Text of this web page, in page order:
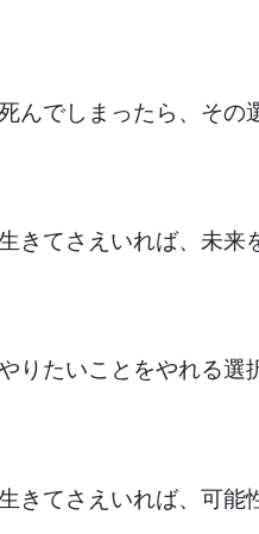
んでしまったら、その
きてさえいれば、未来
りたいことをやれる選
きてさえいれば、可能